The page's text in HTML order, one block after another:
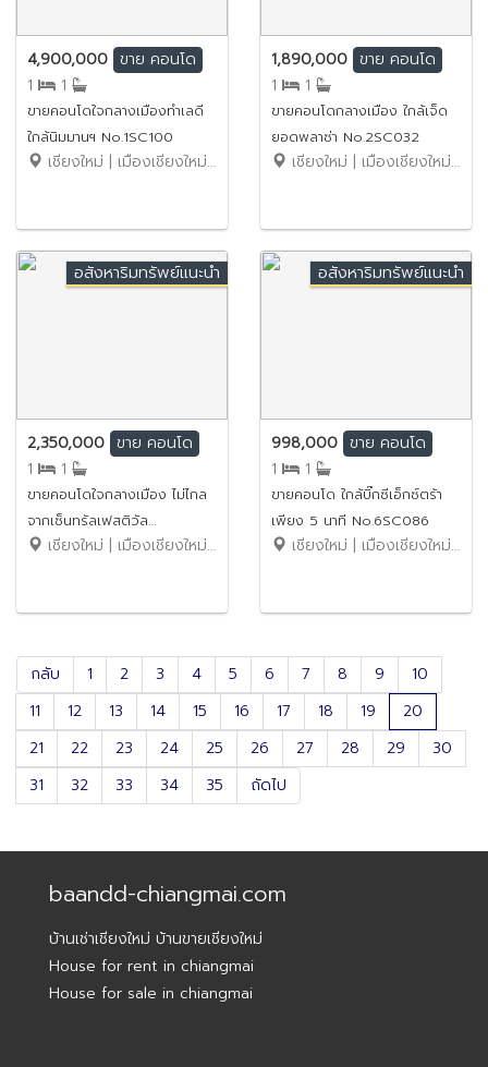
4,900,000 ขาย คอนโด
1
1
ขายคอนโดใจกลางเมืองทำเลดี
ใกล้นิมมานฯ No.1SC100
เชียงใหม่ | เมืองเชียงใหม่ | สุเทพ
1,890,000 ขาย คอนโด
1
1
ขายคอนโดกลางเมือง ใกล้เจ็ด
ยอดพลาซ่า No.2SC032
เชียงใหม่ | เมืองเชียงใหม่ | ช้างเผือก
อสังหาริมทรัพย์แนะนำ
2,350,000 ขาย คอนโด
1
1
ขายคอนโดใจกลางเมือง ไม่ไกล
จากเซ็นทรัลเฟสติวัล
No.6SC087
เชียงใหม่ | เมืองเชียงใหม่ | หนองป่าครั่ง
อสังหาริมทรัพย์แนะนำ
998,000 ขาย คอนโด
1
1
ขายคอนโด ใกล้บิ๊กซีเอ็กซ์ตร้า
เพียง 5 นาที No.6SC086
เชียงใหม่ | เมืองเชียงใหม่ | หนองป่าครั่ง
กลับ 1 2 3 4 5 6 7 8 9
10
11
12 13 14 15 16 17 18 19
20
21
22 23 24 25 26 27 28 29
30
31
32 33 34 35 ถัดไป
baandd-chiangmai.com
บ้านเช่าเชียงใหม่ บ้านขายเชียงใหม่
House for rent in chiangmai
House for sale in chiangmai